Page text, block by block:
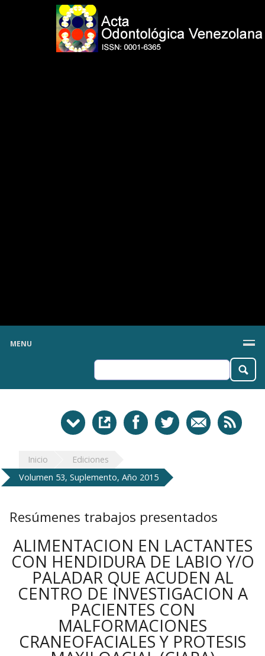
MENU
Inicio
Ediciones
Volumen 53, Suplemento, Año 2015
Resúmenes trabajos presentados
ALIMENTACION EN LACTANTES
CON HENDIDURA DE LABIO Y/O
PALADAR QUE ACUDEN AL
CENTRO DE INVESTIGACION A
PACIENTES CON
MALFORMACIONES
CRANEOFACIALES Y PROTESIS